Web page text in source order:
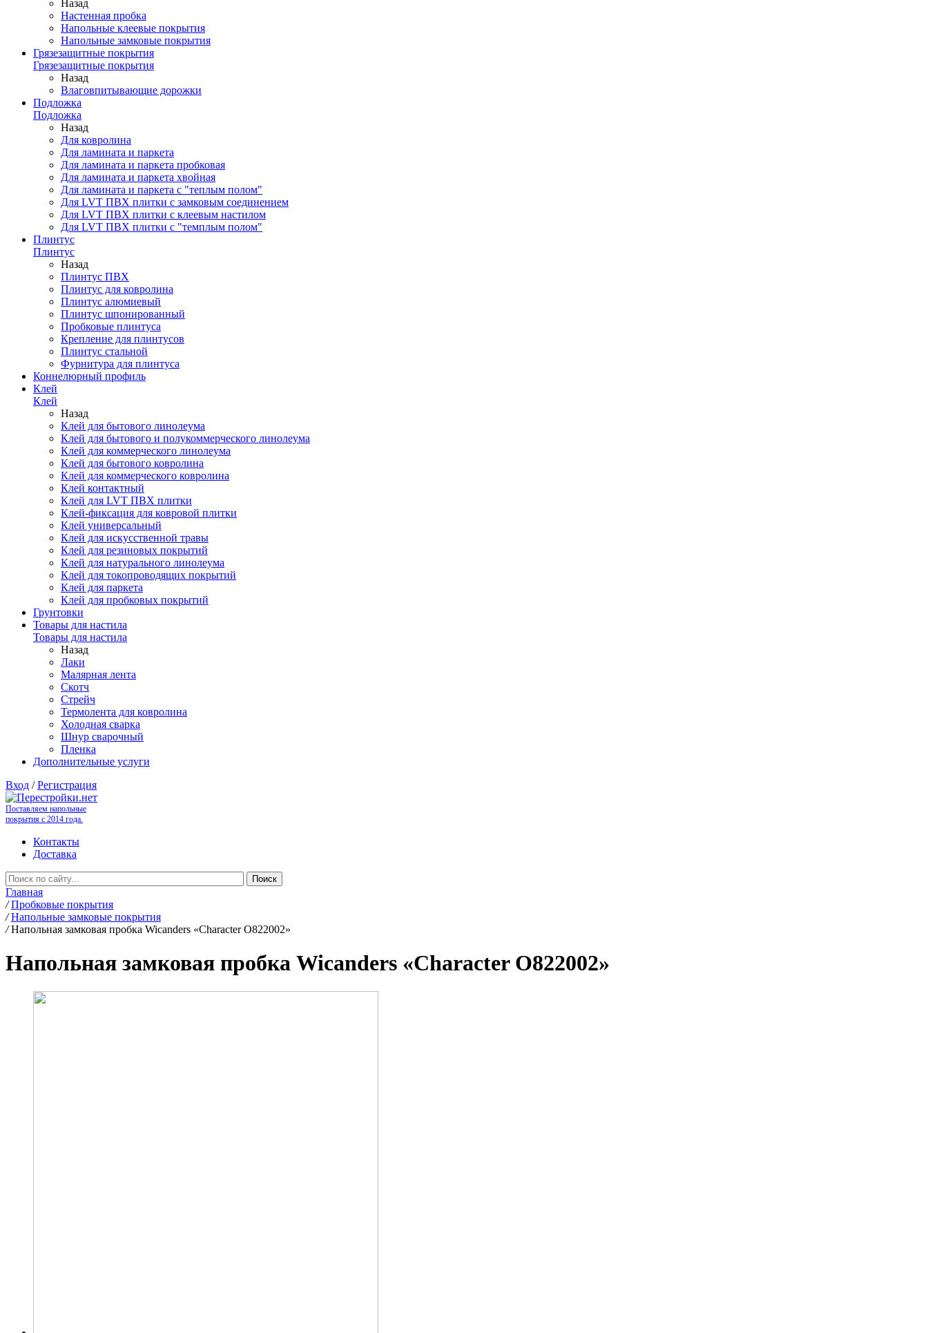
Назад
Настенная пробка
Напольные клеевые покрытия
Напольные замковые покрытия
Грязезащитные покрытия
Грязезащитные покрытия
Назад
Влаговпитывающие дорожки
Подложка
Подложка
Назад
Для ковролина
Для ламината и паркета
Для ламината и паркета пробковая
Для ламината и паркета хвойная
Для ламината и паркета с "теплым полом"
Для LVT ПВХ плитки с замковым соединением
Для LVT ПВХ плитки с клеевым настилом
Для LVT ПВХ плитки с "темплым полом"
Плинтус
Плинтус
Назад
Плинтус ПВХ
Плинтус для ковролина
Плинтус алюмиевый
Плинтус шпонированный
Пробковые плинтуса
Крепление для плинтусов
Плинтус стальной
Фурнитура для плинтуса
Коннелюрный профиль
Клей
Клей
Назад
Клей для бытового линолеума
Клей для бытового и полукоммерческого линолеума
Клей для коммерческого линолеума
Клей для бытового ковролина
Клей для коммерческого ковролина
Клей контактный
Клей для LVT ПВХ плитки
Клей-фиксация для ковровой плитки
Клей универсальный
Клей для искусственной травы
Клей для резиновых покрытий
Клей для натурального линолеума
Клей для токопроводящих покрытий
Клей для паркета
Клей для пробковых покрытий
Грунтовки
Товары для настила
Товары для настила
Назад
Лаки
Малярная лента
Скотч
Стрейч
Термолента для ковролина
Холодная сварка
Шнур сварочный
Пленка
Дополнительные услуги
Вход /Регистрация
Поставляем напольные
покрытия с 2014 года.
Контакты
Доставка
Главная
/ Пробковые покрытия
/ Напольные замковые покрытия
/ Напольная замковая пробка Wicanders «Character O822002»
Напольная замковая пробка Wicanders «Character O822002»